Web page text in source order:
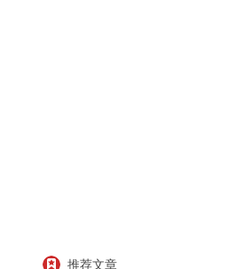
推荐文章